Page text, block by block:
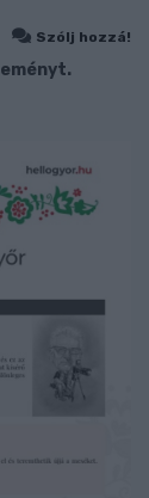
Szólj hozzá!